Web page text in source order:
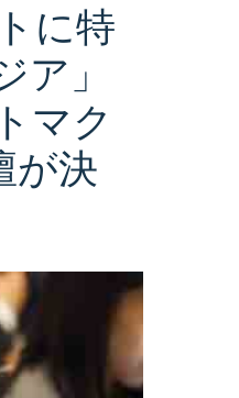
に特
」
マク
が決